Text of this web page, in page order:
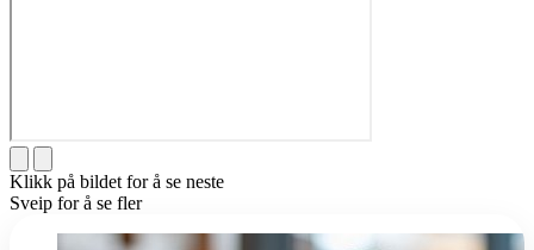
Klikk på bildet for å se neste
Sveip for å se fler